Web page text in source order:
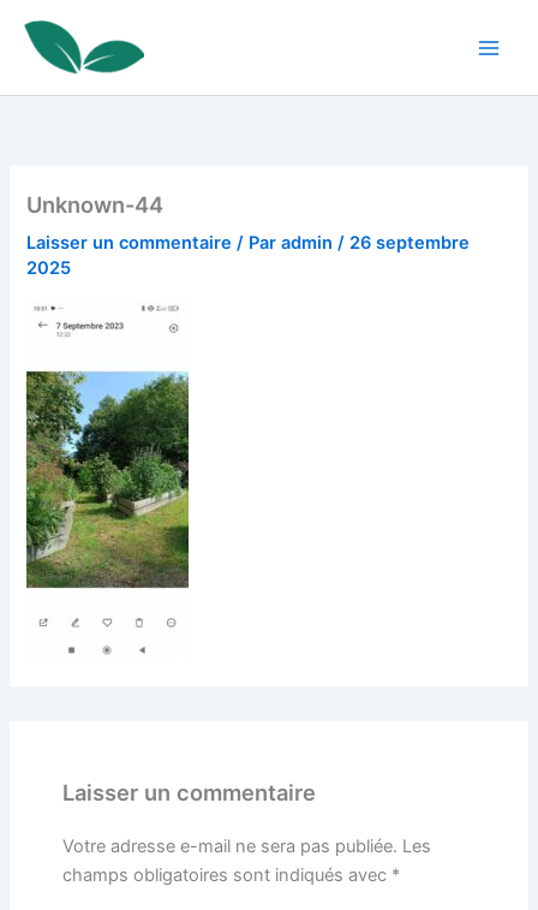
contenu
Unknown-44
Laisser un commentaire / Paradmin/ 26 septembre
2025
Laisser un commentaire
Votre adresse e-mail ne sera pas publiée. Les
champs obligatoires sont indiqués avec *